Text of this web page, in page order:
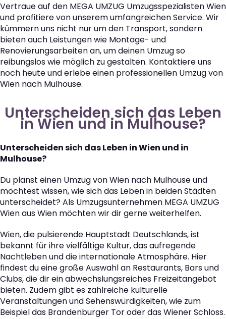
Vertraue auf den MEGA UMZUG Umzugsspezialisten Wien
und profitiere von unserem umfangreichen Service. Wir
kümmern uns nicht nur um den Transport, sondern
bieten auch Leistungen wie Montage- und
Renovierungsarbeiten an, um deinen Umzug so
reibungslos wie möglich zu gestalten. Kontaktiere uns
noch heute und erlebe einen professionellen Umzug von
Wien nach Mulhouse.
Unterscheiden sich das Leben
in Wien und in Mulhouse?
Unterscheiden sich das Leben in Wien und in
Mulhouse?
Du planst einen Umzug von Wien nach Mulhouse und
möchtest wissen, wie sich das Leben in beiden Städten
unterscheidet? Als Umzugsunternehmen MEGA UMZUG
Wien aus Wien möchten wir dir gerne weiterhelfen.
Wien, die pulsierende Hauptstadt Deutschlands, ist
bekannt für ihre vielfältige Kultur, das aufregende
Nachtleben und die internationale Atmosphäre. Hier
findest du eine große Auswahl an Restaurants, Bars und
Clubs, die dir ein abwechslungsreiches Freizeitangebot
bieten. Zudem gibt es zahlreiche kulturelle
Veranstaltungen und Sehenswürdigkeiten, wie zum
Beispiel das Brandenburger Tor oder das Wiener Schloss.